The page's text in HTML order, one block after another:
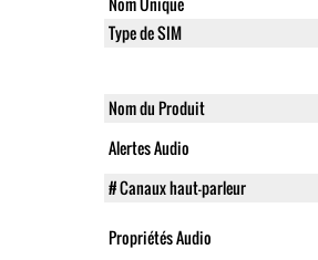
Type de SIM
Nom du Produit
Alertes Audio
# Canaux haut-parleur
Propriétés Audio